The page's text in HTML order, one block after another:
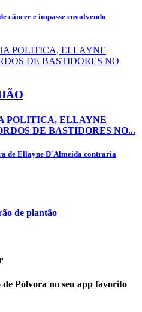
câncer e impasse envolvendo
POLITICA, ELLAYNE
DE BASTIDORES NO...
de Ellayne D'Almeida contraria
de plantão
de Pólvora no seu app favorito